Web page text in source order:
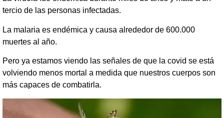
tercio de las personas infectadas.
La malaria es endémica y causa alrededor de 600.000
muertes al año.
Pero ya estamos viendo las señales de que la covid se está
volviendo menos mortal a medida que nuestros cuerpos son
más capaces de combatirla.